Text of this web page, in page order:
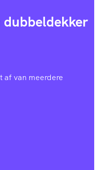
dubbeldekker
af van meerdere